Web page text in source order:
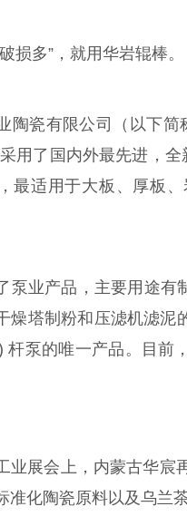
损多”，就用华岩辊棒。
陶瓷有限公司（以下
用了国内外最先进，
最适用于大板、厚板
泵业产品，主要用途有
燥塔制粉和压滤机滤泥
杆泵的唯一产品。目前
业展会上，内蒙古华宸
准化陶瓷原料以及乌兰